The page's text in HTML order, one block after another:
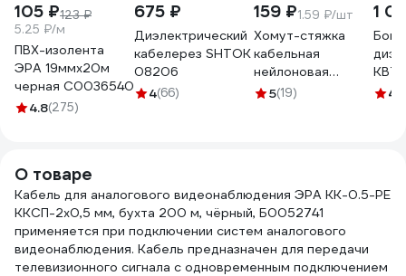
105 ₽123 ₽
5.25 ₽/м
ПВХ-изолента
ЭРА 19ммх20м
черная C0036540
4.8(275)
675 ₽
Диэлектрический
кабелерез SHTOK
08206
4(66)
159 ₽1.59 ₽/шт
Хомут-стяжка
кабельная
нейлоновая
Safeline 2,5x160-
5(19)
1
КВТ
мм4
О товаре
Кабель для аналогового видеонаблюдения ЭРА KK-0.5-PE
ККСП-2x0,5 мм, бухта 200 м, чёрный, Б0052741
применяется при подключении систем аналогового
видеонаблюдения. Кабель предназначен для передачи
телевизионного сигнала с одновременным подключением